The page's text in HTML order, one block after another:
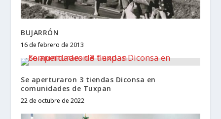
BUJARRÓN
16 de febrero de 2013
Se aperturaron 3 tiendas Diconsa en
comunidades de Tuxpan
22 de octubre de 2022